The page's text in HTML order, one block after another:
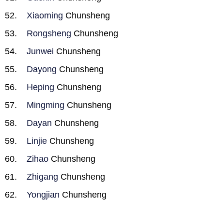
Xiaoming Chunsheng
Rongsheng Chunsheng
Junwei Chunsheng
Dayong Chunsheng
Heping Chunsheng
Mingming Chunsheng
Dayan Chunsheng
Linjie Chunsheng
Zihao Chunsheng
Zhigang Chunsheng
Yongjian Chunsheng